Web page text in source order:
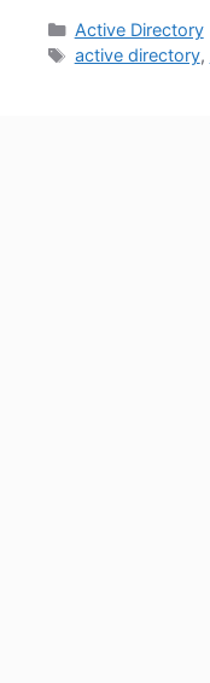
Kategoriler
Active Directory
Etiketler
active directory,